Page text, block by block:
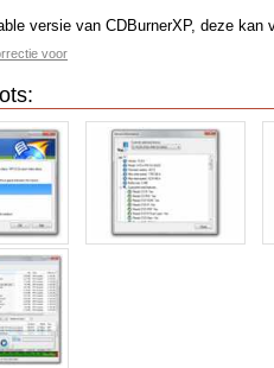
versie van CDBurnerXP, deze
voor